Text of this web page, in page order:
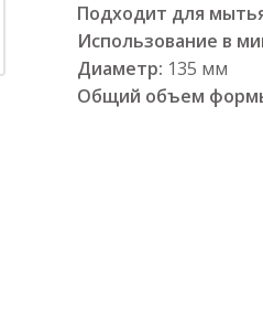
Подходит для
Использование в
Диаметр: 135 мм
Общий объем